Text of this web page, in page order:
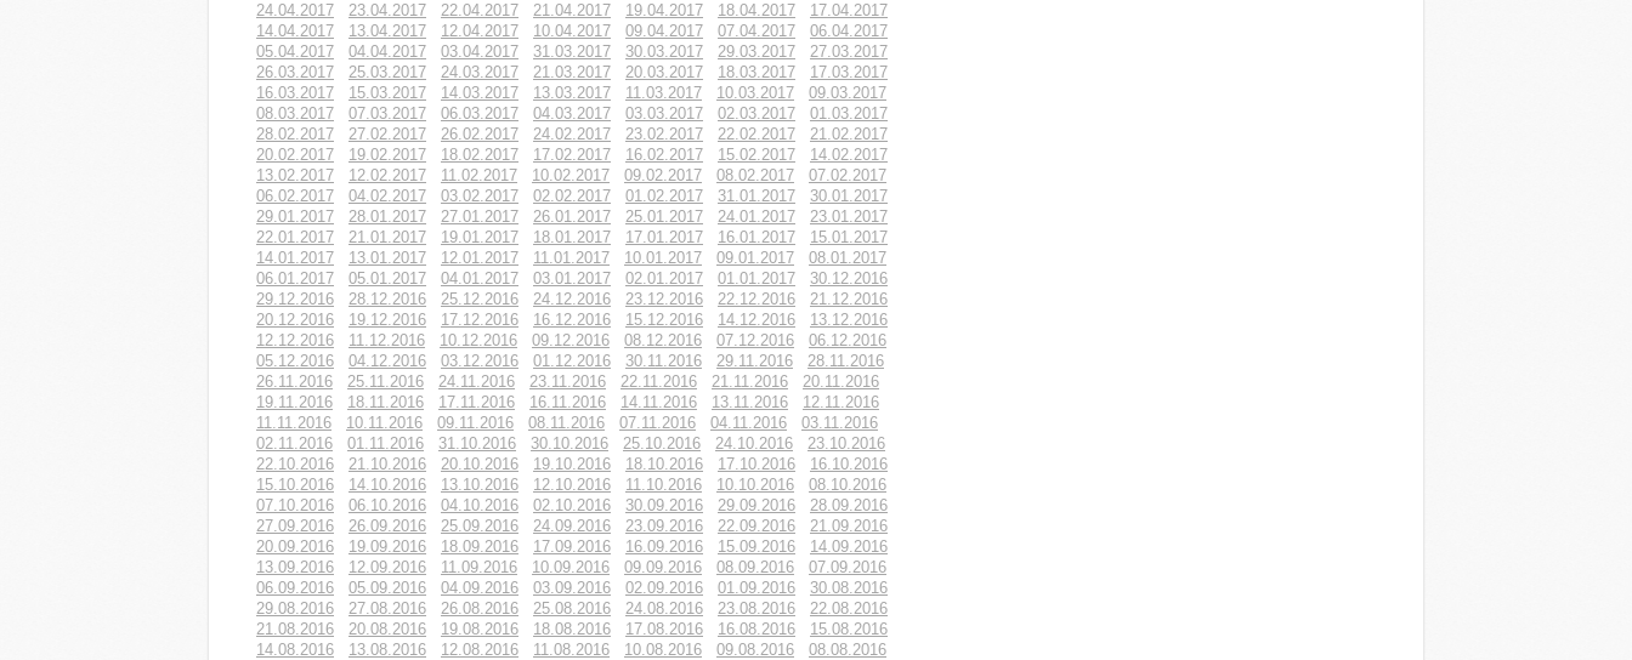
24.04.2017
23.04.2017 22.04.2017 21.04.2017 19.04.2017 18.04.2017
17.04.2017
14.04.2017
13.04.2017 12.04.2017 10.04.2017 09.04.2017 07.04.2017
06.04.2017
05.04.2017
04.04.2017 03.04.2017 31.03.2017 30.03.2017 29.03.2017
27.03.2017
26.03.2017
25.03.2017 24.03.2017 21.03.2017 20.03.2017 18.03.2017
17.03.2017
16.03.2017
15.03.2017 14.03.2017 13.03.2017 11.03.2017 10.03.2017
09.03.2017
08.03.2017
07.03.2017 06.03.2017 04.03.2017 03.03.2017 02.03.2017
01.03.2017
28.02.2017
27.02.2017 26.02.2017 24.02.2017 23.02.2017 22.02.2017
21.02.2017
20.02.2017
19.02.2017 18.02.2017 17.02.2017 16.02.2017 15.02.2017
14.02.2017
13.02.2017
12.02.2017 11.02.2017 10.02.2017 09.02.2017 08.02.2017
07.02.2017
06.02.2017
04.02.2017 03.02.2017 02.02.2017 01.02.2017 31.01.2017
30.01.2017
29.01.2017
28.01.2017 27.01.2017 26.01.2017 25.01.2017 24.01.2017
23.01.2017
22.01.2017
21.01.2017 19.01.2017 18.01.2017 17.01.2017 16.01.2017
15.01.2017
14.01.2017
13.01.2017 12.01.2017 11.01.2017 10.01.2017 09.01.2017
08.01.2017
06.01.2017
05.01.2017 04.01.2017 03.01.2017 02.01.2017 01.01.2017
30.12.2016
29.12.2016
28.12.2016 25.12.2016 24.12.2016 23.12.2016 22.12.2016
21.12.2016
20.12.2016
19.12.2016 17.12.2016 16.12.2016 15.12.2016 14.12.2016
13.12.2016
12.12.2016
11.12.2016 10.12.2016 09.12.2016 08.12.2016 07.12.2016
06.12.2016
05.12.2016
04.12.2016 03.12.2016 01.12.2016 30.11.2016 29.11.2016
28.11.2016
26.11.2016
25.11.2016 24.11.2016 23.11.2016 22.11.2016 21.11.2016
20.11.2016
19.11.2016
18.11.2016 17.11.2016 16.11.2016 14.11.2016 13.11.2016
12.11.2016
11.11.2016
10.11.2016 09.11.2016 08.11.2016 07.11.2016 04.11.2016
03.11.2016
02.11.2016
01.11.2016 31.10.2016 30.10.2016 25.10.2016 24.10.2016
23.10.2016
22.10.2016
21.10.2016 20.10.2016 19.10.2016 18.10.2016 17.10.2016
16.10.2016
15.10.2016
14.10.2016 13.10.2016 12.10.2016 11.10.2016 10.10.2016
08.10.2016
07.10.2016
06.10.2016 04.10.2016 02.10.2016 30.09.2016 29.09.2016
28.09.2016
27.09.2016
26.09.2016 25.09.2016 24.09.2016 23.09.2016 22.09.2016
21.09.2016
20.09.2016
19.09.2016 18.09.2016 17.09.2016 16.09.2016 15.09.2016
14.09.2016
13.09.2016
12.09.2016 11.09.2016 10.09.2016 09.09.2016 08.09.2016
07.09.2016
06.09.2016
05.09.2016 04.09.2016 03.09.2016 02.09.2016 01.09.2016
30.08.2016
29.08.2016
27.08.2016 26.08.2016 25.08.2016 24.08.2016 23.08.2016
22.08.2016
21.08.2016
20.08.2016 19.08.2016 18.08.2016 17.08.2016 16.08.2016
15.08.2016
14.08.2016
13.08.2016 12.08.2016 11.08.2016 10.08.2016 09.08.2016
08.08.2016